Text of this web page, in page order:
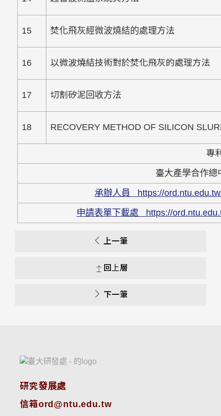
15 焚化飛灰經微波燒結的處理方法
16 以微波燒結技術對於焚化飛灰的處理方法
17 切割矽泥回收方法
18 RECOVERY METHOD OF SILICON
專
臺大產學合作
承辦人員
https://
申請表單下載處
https://
上一筆
回上層
下一筆
研究發展處
信箱ord@ntu.edu.tw